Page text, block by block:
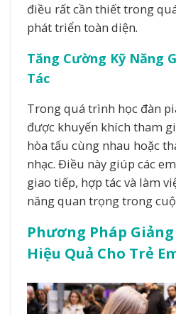
điều rất cần thiết trong
phát triển toàn diện.
Tăng Cường Kỹ Năng
Tác
Trong quá trình học đàn
được khuyến khích tham
hòa tấu cùng nhau hoặc
nhạc. Điều này giúp các
giao tiếp, hợp tác và làm
năng quan trọng trong
Phương Pháp
Hiệu Quả Cho Trẻ